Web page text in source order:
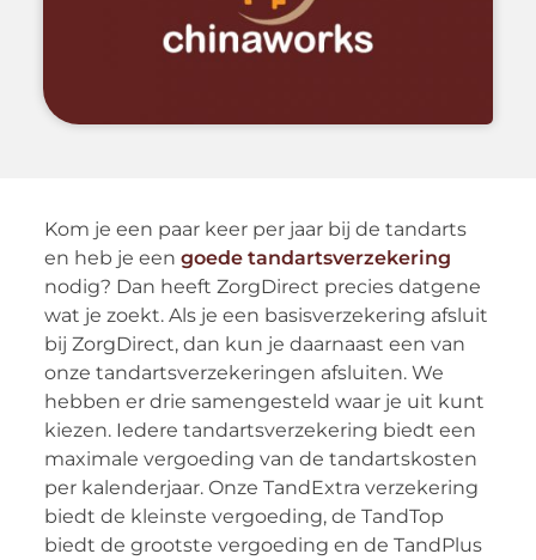
Kom je een paar keer per jaar bij de tandarts
en heb je een goede tandartsverzekering
nodig? Dan heeft ZorgDirect precies datgene
wat je zoekt. Als je een basisverzekering afsluit
bij ZorgDirect, dan kun je daarnaast een van
onze tandartsverzekeringen afsluiten. We
hebben er drie samengesteld waar je uit kunt
kiezen. Iedere tandartsverzekering biedt een
maximale vergoeding van de tandartskosten
per kalenderjaar. Onze TandExtra verzekering
biedt de kleinste vergoeding, de TandTop
biedt de grootste vergoeding en de TandPlus